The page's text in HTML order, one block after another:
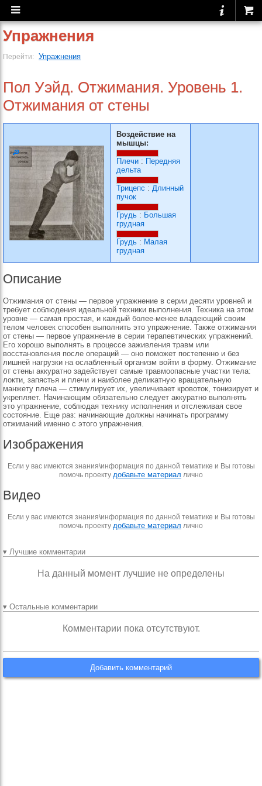
Упражнения
Перейти: Упражнения
Пол Уэйд. Отжимания. Уровень 1.
Отжимания от стены
Воздействие на
мышцы:
Плечи : Передняя
дельта
Трицепс : Длинный
пучок
Грудь : Большая
грудная
Грудь : Малая
грудная
Описание
Отжимания от стены — первое упражнение в серии десяти уровней и
требует соблюдения идеальной техники выполнения. Техника на этом
уровне — самая простая, и каждый более-менее владеющий своим
телом человек способен выполнить это упражнение. Также отжимания
от стены — первое упражнение в серии терапевтических упражнений.
Его хорошо выполнять в процессе заживления травм или
восстановления после операций — оно поможет постепенно и без
лишней нагрузки на ослабленный организм войти в форму. Отжимание
от стены аккуратно задействует самые травмоопасные участки тела:
локти, запястья и плечи и наиболее деликатную вращательную
манжету плеча — стимулирует их, увеличивает кровоток, тонизирует и
укрепляет. Начинающим обязательно следует аккуратно выполнять
это упражнение, соблюдая технику исполнения и отслеживая свое
состояние. Еще раз: начинающие должны начинать программу
отжиманий именно с этого упражнения.
Изображения
Если у вас имеются знания\информация по данной тематике и Вы готовы
помочь проекту добавьте материал лично
Видео
Если у вас имеются знания\информация по данной тематике и Вы готовы
помочь проекту добавьте материал лично
▾ Лучшие комментарии
На данный момент лучшие не определены
▾ Остальные комментарии
Комментарии пока отсутствуют.
Добавить комментарий